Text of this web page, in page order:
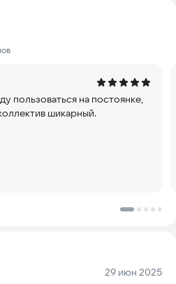
учебы или покупку важных
отличным решением. Если
займ до зарплаты, срочный
займ на карту, микрозайм на
варианты. Независимо
будь то срочный займ
займ до зарплаты, приложение
представлены самые
Простой и удобный калькулятор
пользоваться на постоянке,
шикарный.
Дата:
29 июн 2025